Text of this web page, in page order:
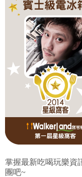
掌握最新吃喝玩樂資
團吧~